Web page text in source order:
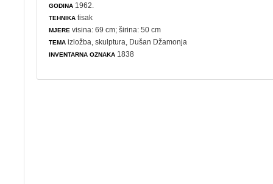
GODINA 1962.
TEHNIKA tisak
MJERE visina: 69 cm; širina: 50 cm
TEMA izložba ,skulptura , Dušan Džamonja
INVENTARNA OZNAKA 1838